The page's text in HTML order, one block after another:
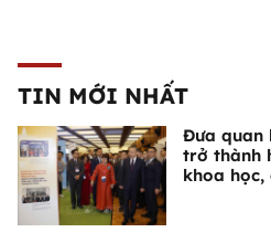
TIN MỚI NHẤT
Đưa quan
trở thành
khoa học,